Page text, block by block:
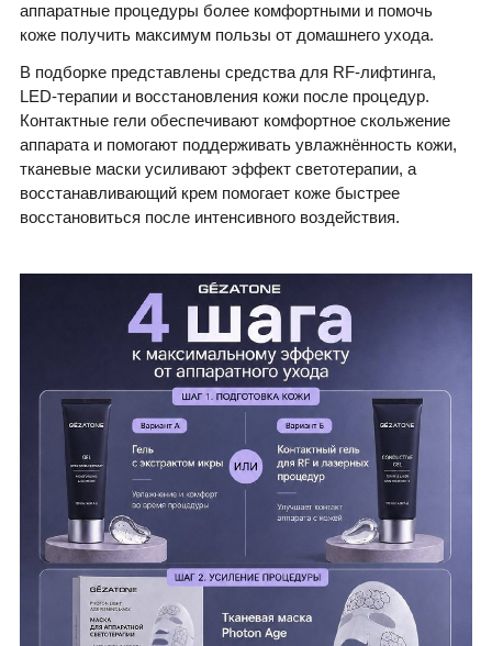
аппаратные процедуры более комфортными и помочь
коже получить максимум пользы от домашнего ухода.
В подборке представлены средства для RF-лифтинга,
LED-терапии и восстановления кожи после процедур.
Контактные гели обеспечивают комфортное скольжение
аппарата и помогают поддерживать увлажнённость кожи,
тканевые маски усиливают эффект светотерапии, а
восстанавливающий крем помогает коже быстрее
восстановиться после интенсивного воздействия.